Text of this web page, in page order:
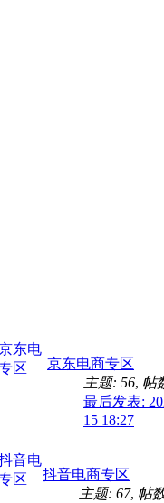
京东电商专区
主题: 56, 帖
最后发表:
15 18:27
抖音电商专区
主题: 67, 帖